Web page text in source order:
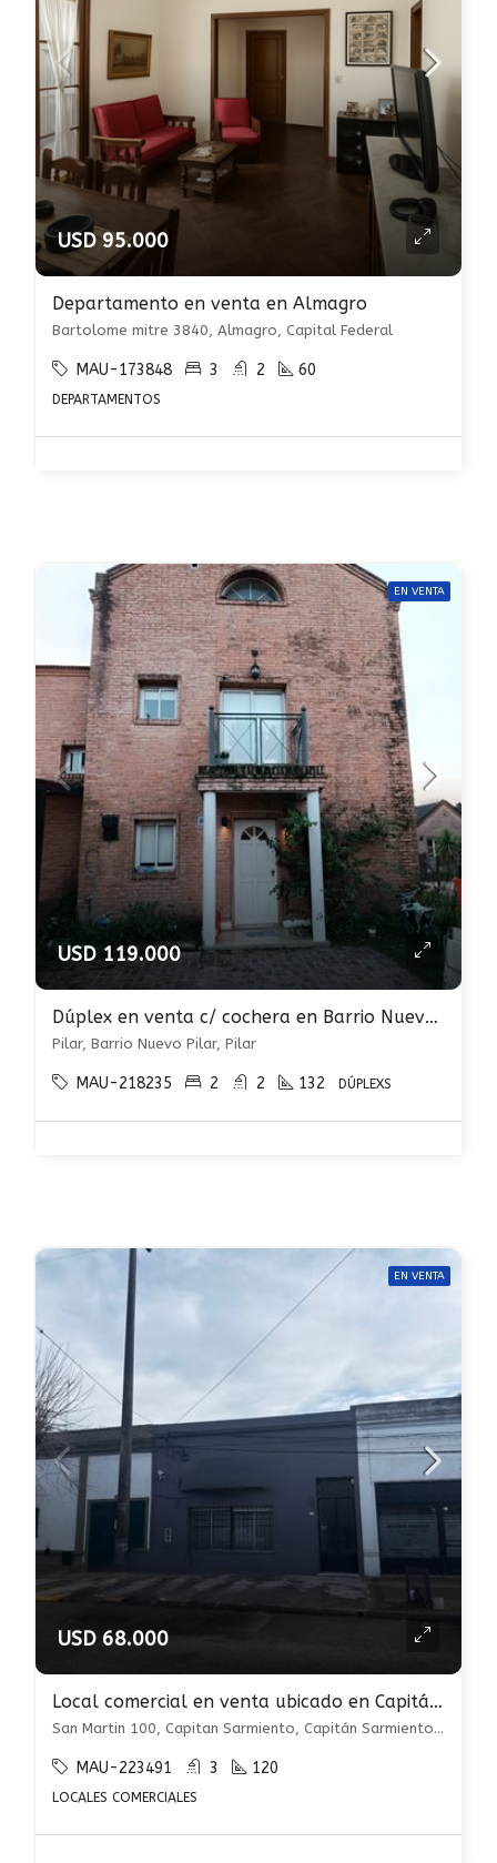
USD 95.000
Departamento en venta en Almagro
Bartolome mitre 3840, Almagro, Capital Federal
MAU-173848 3 2 60
DEPARTAMENTOS
EN VENTA
USD 119.000
Dúplex en venta c/ cochera en Barrio Nuevo Pilar
Pilar, Barrio Nuevo Pilar, Pilar
MAU-218235 2 2 132 DÚPLEXS
EN VENTA
USD 68.000
Local comercial en venta ubicado en Capitán Sarmiento
San Martin 100, Capitan Sarmiento, Capitán Sarmiento, Capitán Sarmiento
MAU-223491 3 120
LOCALES COMERCIALES